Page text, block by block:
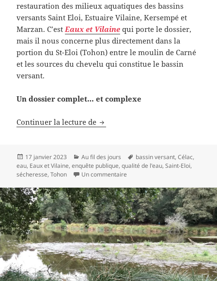
restauration des milieux aquatiques des bassins
versants Saint Eloi, Estuaire Vilaine, Kersempé et
Marzan. C’estEaux et Vilaine qui porte le dossier,
mais il nous concerne plus directement dans la
portion du St-Eloi (Tohon) entre le moulin de Carné
et les sources du chevelu qui constitue le bassin
versant.
Un dossier complet… et complexe
Continuer la lecture de Tohon Saint-Eloi, restauration
Publié
le
17 janvier 2023 Catégories
Au fil des jours
Mots-
clés
bassin versant,Célac,
eau, Eaux et Vilaine,enquête publique,qualité de l'eau,Saint-Eloi,
sécheresse,Tohon Un commentaire